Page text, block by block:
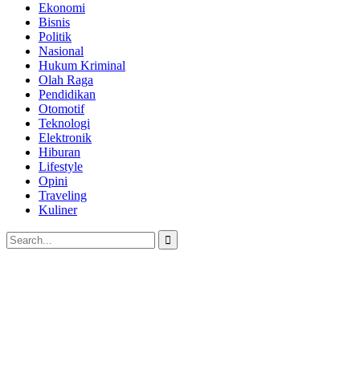
Ekonomi
Bisnis
Politik
Nasional
Hukum Kriminal
Olah Raga
Pendidikan
Otomotif
Teknologi
Elektronik
Hiburan
Lifestyle
Opini
Traveling
Kuliner